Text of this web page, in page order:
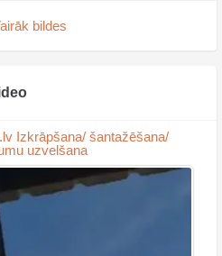
bildes
Izkrāpšana/ šantažēšana/
uzvelšana